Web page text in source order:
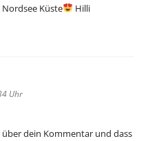
Küste
Hilli
Uhr
dein Kommentar und dass